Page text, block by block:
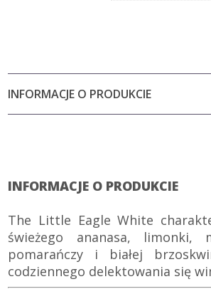
INFORMACJE O PRODUKCIE
INFORMACJE O PRODUKCIE
The Little Eagle White
świeżego ananasa, limonki,
pomarańczy i białej
codziennego delektowania się